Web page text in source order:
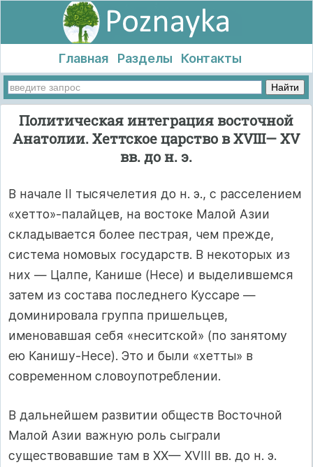
Главная Разделы Контакты
Политическая интеграция восточной
Анатолии. Хеттское царство в XVIII— XV
вв. до н. э.
В начале II тысячелетия до н. э., с расселением
«хетто»-палайцев, на востоке Малой Азии
складывается более пестрая, чем прежде,
система номовых государств. В некоторых из
них — Цалпе, Канише (Несе) и выделившемся
затем из состава последнего Куссаре —
доминировала группа пришельцев,
именовавшая себя «неситской» (по занятому
ею Канишу-Несе). Это и были «хетты» в
современном словоупотреблении.
В дальнейшем развитии обществ Восточной
Малой Азии важную роль сыграли
существовавшие там в XX— XVIII вв. до н. э.